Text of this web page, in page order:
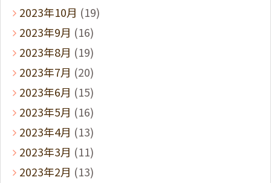
2023年10月 (19)
2023年9月 (16)
2023年8月 (19)
2023年7月 (20)
2023年6月 (15)
2023年5月 (16)
2023年4月 (13)
2023年3月 (11)
2023年2月 (13)